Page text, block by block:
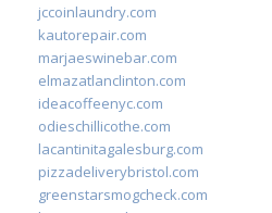
jccoinlaundry.com
kautorepair.com
marjaeswinebar.com
elmazatlanclinton.com
ideacoffeenyc.com
odieschillicothe.com
lacantinitagalesburg.com
pizzadeliverybristol.com
greenstarsmogcheck.com